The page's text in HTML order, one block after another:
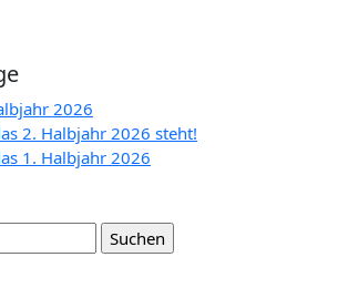
2026
2. Halbjahr 2026 steht!
1. Halbjahr 2026